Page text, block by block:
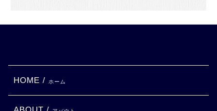
HOME / ホーム